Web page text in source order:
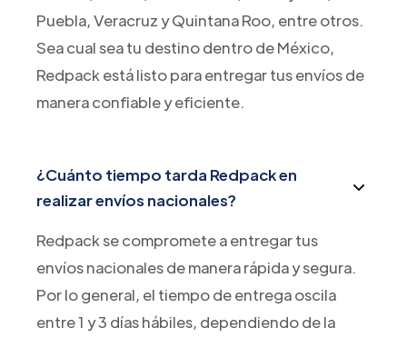
Puebla, Veracruz y Quintana Roo, entre otros.
Sea cual sea tu destino dentro de México,
Redpack está listo para entregar tus envíos de
manera confiable y eficiente.
¿Cuánto tiempo tarda Redpack en
realizar envíos nacionales?
Redpack se compromete a entregar tus
envíos nacionales de manera rápida y segura.
Por lo general, el tiempo de entrega oscila
entre 1 y 3 días hábiles, dependiendo de la